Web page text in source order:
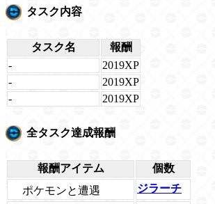
タスク内容
タスク名
報酬
-
2019XP
-
2019XP
-
2019XP
全タスク達成報酬
報酬アイテム
個数
ポケモンと遭遇
ジラーチ